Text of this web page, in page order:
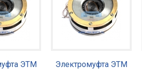
ЭТМ Электромуфта ЭТМ